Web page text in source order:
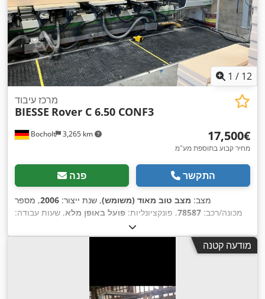
1 / 12
Bocholt 3,265 km
מרכז עיבוד
BIESSE Rover C 6.50 CONF3
‏17,500 ‏€
מחיר קבוע בתוספת מע"מ
פנה התקשר
מצב: מצב טוב מאוד (משומש), שנת ייצור: 2006, מספר
מכונה/רכב: 78587, פונקציונליות: פועל באופן מלא, שעות עבודה:
מודעה קטנה